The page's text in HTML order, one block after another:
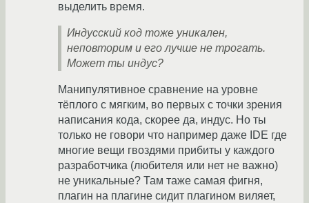
выделить время.
Индусский код тоже уникален,
неповторим и его лучше не трогать.
Может ты индус?
Манипулятивное сравнение на уровне
тёплого с мягким, во первых с точки зрения
написания кода, скорее да, индус. Но ты
только не говори что например даже IDE где
многие вещи гвоздями прибиты у каждого
разработчика (любителя или нет не важно)
не уникальные? Там таже самая фигня,
плагин на плагине сидит плагином виляет,